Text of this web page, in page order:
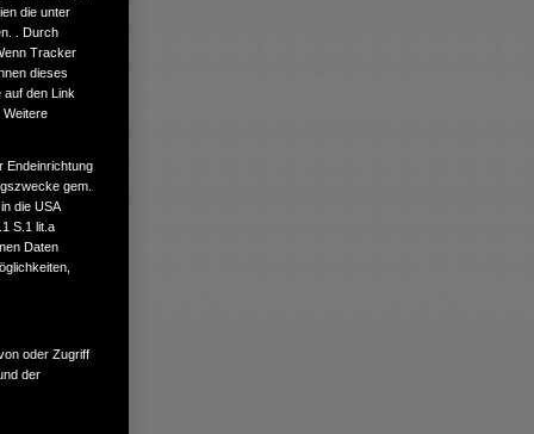
die unter
. Durch
Tracker
dieses
auf den Link
Weitere
Endeinrichtung
gem.
die USA
S.1 lit.a
Daten
oder Zugriff
der